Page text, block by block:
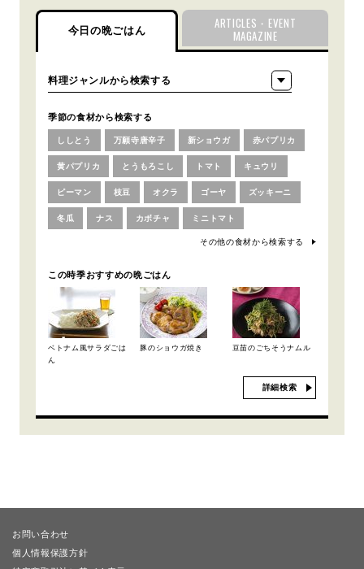
今日の晩ごはん
ARTICLES・EVENT
MAGAZINE
季節の食材から検索する
ししとう 万願寺唐辛子 新ショウガ 赤パプリカ
黄パプリカ とうもろこし トマト キュウリ
ピーマン 枝豆 オクラ ゴーヤ ズッキーニ
冬瓜 ナス カボチャ ミニトマト
その他の食材から検索する
この時季おすすめの晩ごはん
ベトナム風サラダごは
ん
豚のショウガ焼き 豆苗のごちそうナムル
詳細検索
お問い合わせ
個人情報保護方針